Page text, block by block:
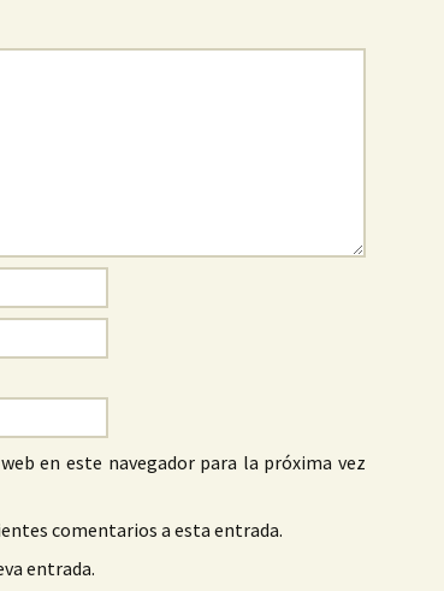
en este navegador para la próxima vez
comentarios a esta entrada.
entrada.